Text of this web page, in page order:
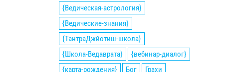
{Ведическая-астрология}
{Ведические-знания}
{ТантраДжйотиш-школа}
{Школа-Ведаврата}
{вебинар-диалог}
{карта-рождения}
Бог
Грахи